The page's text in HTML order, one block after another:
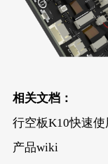
相关文档：
行空板K10快速使
产品wiki